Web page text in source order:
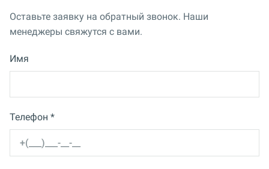
Оставьте заявку на обратный звонок. Наши
менеджеры свяжутся с вами.
Имя
Телефон *